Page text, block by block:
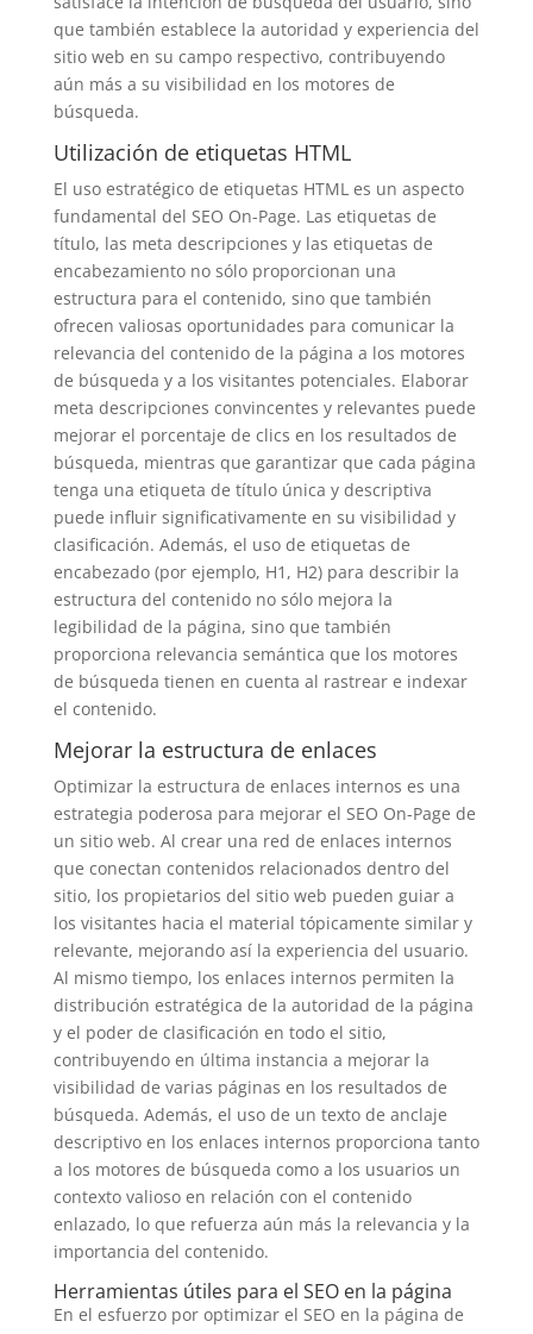
que también establece la autoridad y experiencia del
sitio web en su campo respectivo, contribuyendo
aún más a su visibilidad en los motores de
búsqueda.
Utilización de etiquetas HTML
El uso estratégico de etiquetas HTML es un aspecto
fundamental del SEO On-Page. Las etiquetas de
título, las meta descripciones y las etiquetas de
encabezamiento no sólo proporcionan una
estructura para el contenido, sino que también
ofrecen valiosas oportunidades para comunicar la
relevancia del contenido de la página a los motores
de búsqueda y a los visitantes potenciales. Elaborar
meta descripciones convincentes y relevantes puede
mejorar el porcentaje de clics en los resultados de
búsqueda, mientras que garantizar que cada página
tenga una etiqueta de título única y descriptiva
puede influir significativamente en su visibilidad y
clasificación. Además, el uso de etiquetas de
encabezado (por ejemplo, H1, H2) para describir la
estructura del contenido no sólo mejora la
legibilidad de la página, sino que también
proporciona relevancia semántica que los motores
de búsqueda tienen en cuenta al rastrear e indexar
el contenido.
Mejorar la estructura de enlaces
Optimizar la estructura de enlaces internos es una
estrategia poderosa para mejorar el SEO On-Page de
un sitio web. Al crear una red de enlaces internos
que conectan contenidos relacionados dentro del
sitio, los propietarios del sitio web pueden guiar a
los visitantes hacia el material tópicamente similar y
relevante, mejorando así la experiencia del usuario.
Al mismo tiempo, los enlaces internos permiten la
distribución estratégica de la autoridad de la página
y el poder de clasificación en todo el sitio,
contribuyendo en última instancia a mejorar la
visibilidad de varias páginas en los resultados de
búsqueda. Además, el uso de un texto de anclaje
descriptivo en los enlaces internos proporciona tanto
a los motores de búsqueda como a los usuarios un
contexto valioso en relación con el contenido
enlazado, lo que refuerza aún más la relevancia y la
importancia del contenido.
Herramientas útiles para el SEO en la página
En el esfuerzo por optimizar el SEO en la página de